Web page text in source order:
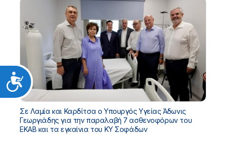
Προσιτότητα
Σε Λαμία και Καρδίτσα ο Υπουργός Υγείας Άδωνις
Γεωργιάδης για την παραλαβή 7 ασθενοφόρων του
ΕΚΑΒ και τα εγκαίνια του ΚΥ Σοφάδων